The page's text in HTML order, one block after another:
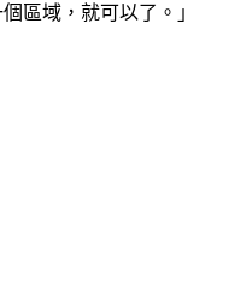
區域，就可以了。」